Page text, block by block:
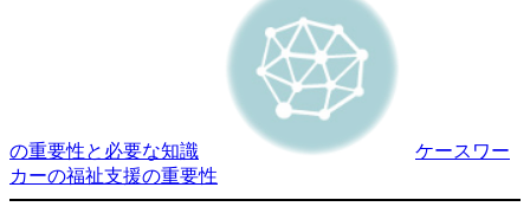
の重要性と必要な知識
ケースワー
カーの福祉支援の重要性